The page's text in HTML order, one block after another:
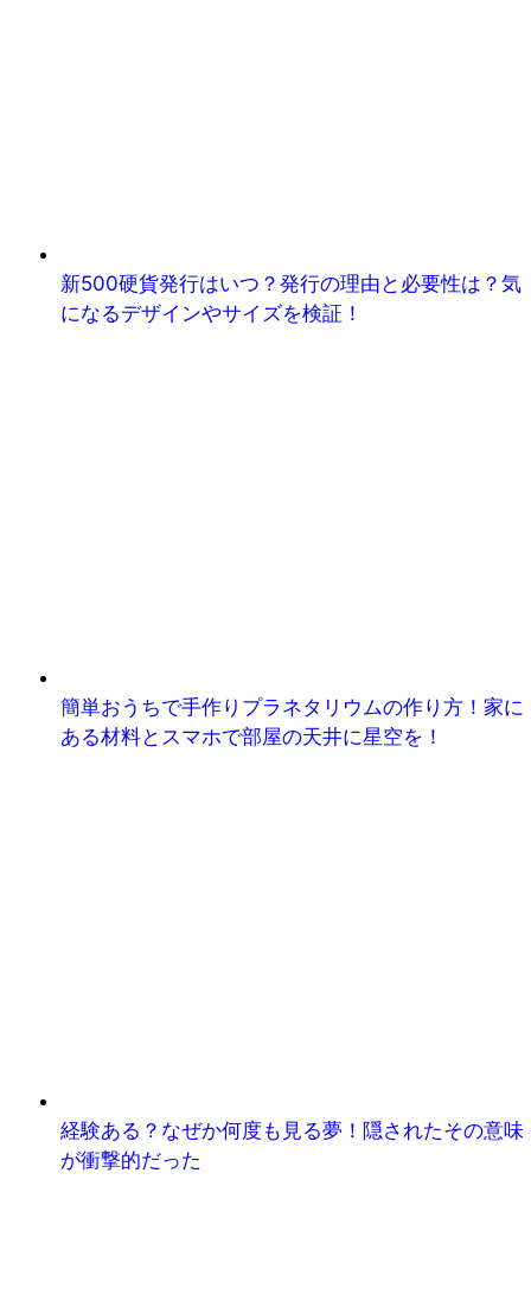
新500硬貨発行はいつ？発行の理由と必要性は？気
になるデザインやサイズを検証！
簡単おうちで手作りプラネタリウムの作り方！家に
ある材料とスマホで部屋の天井に星空を！
経験ある？なぜか何度も見る夢！隠されたその意味
が衝撃的だった